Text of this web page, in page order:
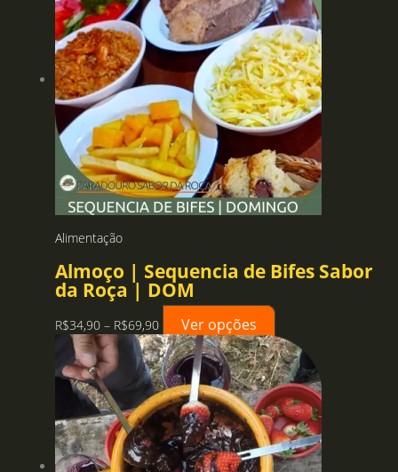
Alimentação
Almoço | Sequencia de Bifes Sabor
da Roça | DOM
R$34,90 – R$69,90Faixa
de
preço:
R$34,90
através
R$69,90
Ver opções
produto
tem
várias
variantes.
As
opções
podem